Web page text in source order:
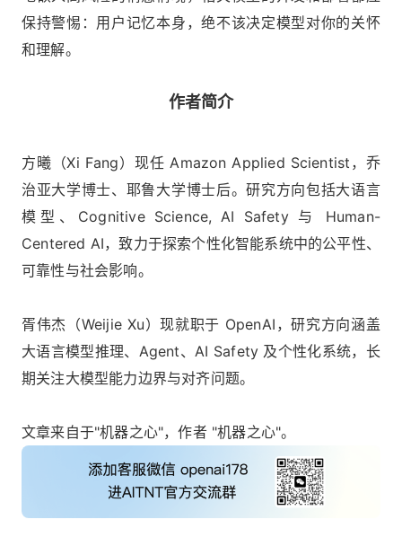
保持警惕：用户记忆本身，绝不该决定模型对你的关怀
和理解。
作者简介
方曦（Xi Fang）现任 Amazon Applied Scientist，乔
治亚大学博士、耶鲁大学博士后。研究方向包括大语言
模型、Cognitive Science, AI Safety 与 Human-
Centered AI，致力于探索个性化智能系统中的公平性、
可靠性与社会影响。
胥伟杰（Weijie Xu）现就职于 OpenAI，研究方向涵盖
大语言模型推理、Agent、AI Safety 及个性化系统，长
期关注大模型能力边界与对齐问题。
文章来自于"机器之心"，作者 "机器之心"。